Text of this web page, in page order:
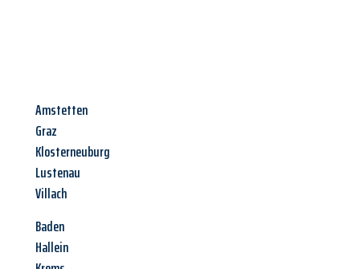
Amstetten
Graz
Klosterneuburg
Lustenau
Villach
Baden
Hallein